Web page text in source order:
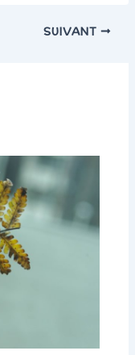
SUIVANT